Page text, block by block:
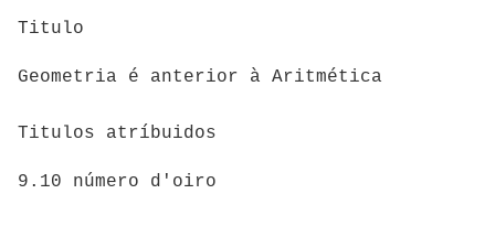
Titulo
Geometria é anterior à Aritmética
Titulos atríbuidos
9.10 número d'oiro